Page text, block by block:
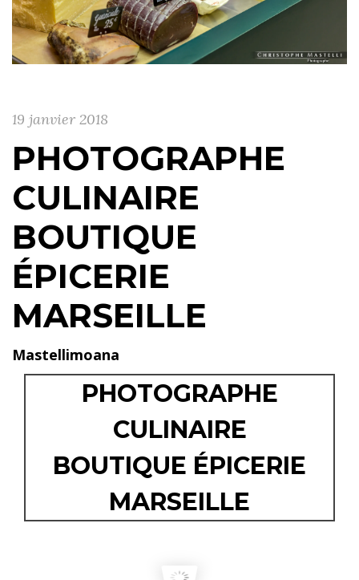
19 janvier 2018
PHOTOGRAPHE
CULINAIRE
BOUTIQUE
ÉPICERIE
MARSEILLE
Mastellimoana
PHOTOGRAPHE
CULINAIRE
BOUTIQUE ÉPICERIE
MARSEILLE